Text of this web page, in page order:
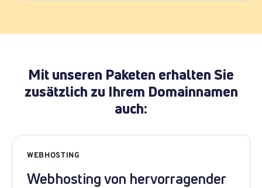
Mit unseren Paketen erhalten Sie
zusätzlich zu Ihrem Domainnamen
auch:
WEBHOSTING
Webhosting von hervorragender